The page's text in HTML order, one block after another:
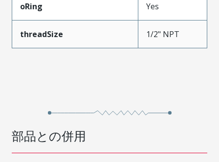
oRing Yes
threadSize 1/2" NPT
部品との併用